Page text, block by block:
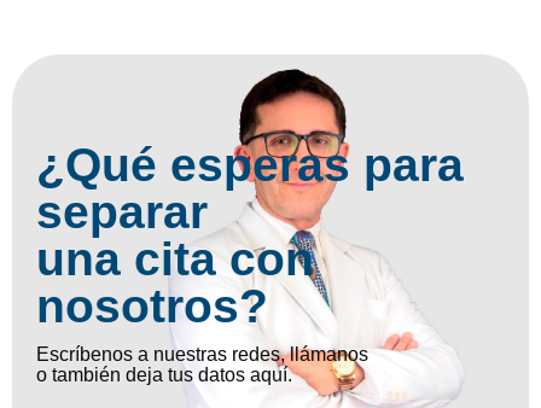
¿Qué esperas para
separar
una cita con
nosotros?
Escríbenos a nuestras redes, llámanos
o también deja tus datos aquí.